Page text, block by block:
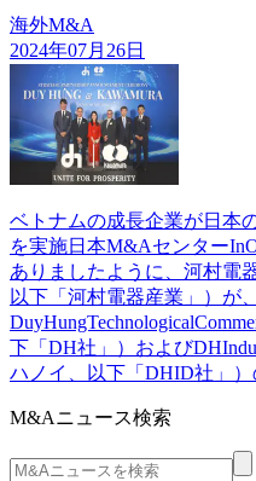
海外M&A
2024年07月26日
ベトナムの成長企業が日本
を実施日本M&Aセンター
ありましたように、河村電
以下「河村電器産業」）が、
下「DH社」）および
ハノイ、以下「DHID社」）
M&Aニュース検索